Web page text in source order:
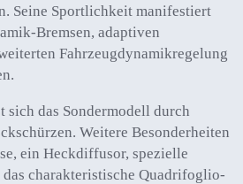
Seine Sportlichkeit manifestiert
Bremsen, adaptiven
Fahrzeugdynamikregelung
sich das Sondermodell durch
Weitere Besonderheiten
ein Heckdiffusor, spezielle
charakteristische Quadrifoglio-